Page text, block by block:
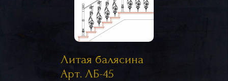
Литая балясина
Арт. ЛБ-45